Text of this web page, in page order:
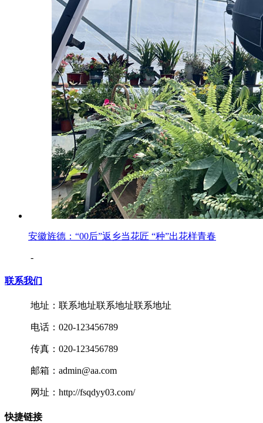
安徽旌德：“00后”返乡当花匠 “种”出花样青春
-
联系我们
地址：联系地址联系地址联系地址
电话：020-123456789
传真：020-123456789
邮箱：admin@aa.com
网址：http://fsqdyy03.com/
快捷链接